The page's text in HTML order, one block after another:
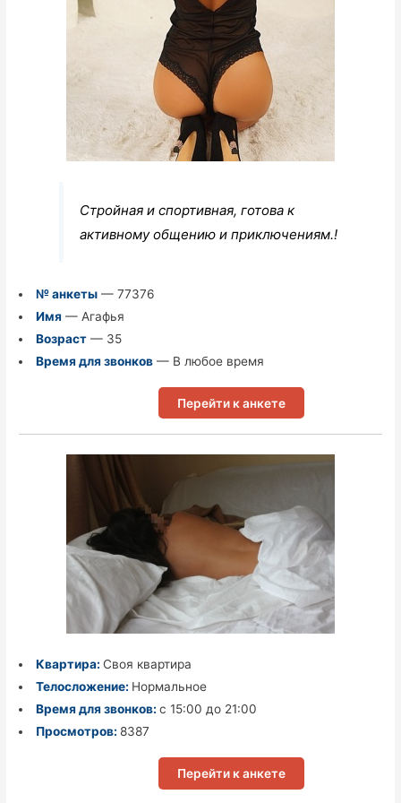
Стройная и спортивная, готова к
активному общению и приключениям.!
№ анкеты— 77376
Имя— Агафья
Возраст— 35
Время для звонков— В любое время
Перейти к анкете
Квартира: Своя квартира
Телосложение: Нормальное
Время для звонков: с 15:00 до 21:00
Просмотров: 8387
Перейти к анкете